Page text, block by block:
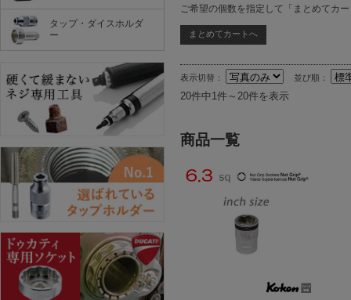
ご希望の個数を指定して「まとめてカ
表示切替： 並び順：
20件中1件～20件を表示
商品一覧
タップ・ダイスホルダ
ー